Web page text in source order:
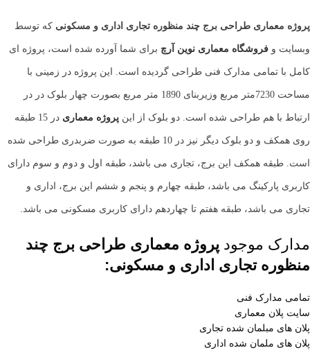
پروژه معماری طراحی برج چند منظوره تجاری اداری و مسکونی که توسط
وبسایت و فروشگاه معماری نوین آرچ برای شما آورده شده است، پروژه ای
کامل با تمامی مدارک فنی طراحی گردیده است. این پروژه در زمینی با
مساحت 7230متر مربع وزیربنای 1890 متر مربع بصورت چهار بلوک در در
ارتباط با هم طراحی شده است. دو بلوک از این پروژه معماری در 15 طبقه
روی همکف و دو بلوک دیگر نیز در 10 طبقه به صورت ضربدری طراحی شده
است. طبقه همکف این برج، تجاری می باشد، طبقه اول و دوم و سوم دارای
کاربری پارکینگ می باشد، طبقه چهارم و پنجم و ششم این برج، اداری و
تجاری می باشد، طبقه هفتم تا چهاردهم دارای کاربری مسکونی می باشد.
مدارک موجود پروژه معماری طراحی برج چند
منظوره تجاری اداری و مسکونی:
تمامی مدارک فنی
سایت پلان معماری
پلان های مبلمان شده تجاری
پلان های ملمان شده اداری